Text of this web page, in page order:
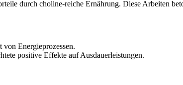
durch choline-reiche Ernährung. Diese Arbeiten
von Energieprozessen.
positive Effekte auf Ausdauerleistungen.